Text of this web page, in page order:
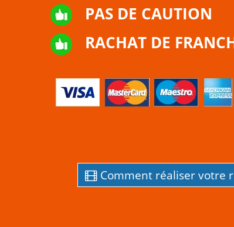
PAS DE CAUTION
RACHAT DE
Comment réaliser votre